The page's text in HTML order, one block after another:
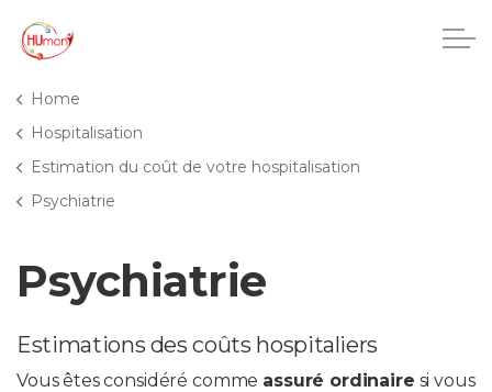
CHU Charleroi-Chimay
Crèches
Pôle enfance et adolescence
Home
Hospitalisation
Estimation du coût de votre hospitalisation
Psychiatrie
Psychiatrie
Estimations des coûts hospitaliers
Vous êtes considéré comme assuré ordinaire si vous